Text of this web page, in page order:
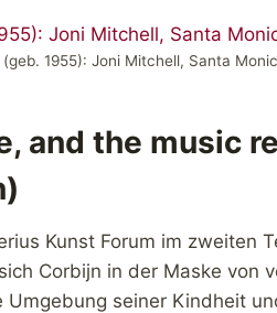
1955): Joni Mitchell, Santa
and the music
Kunst Forum im zweiten
Corbijn in der Maske von
Umgebung seiner Kindheit